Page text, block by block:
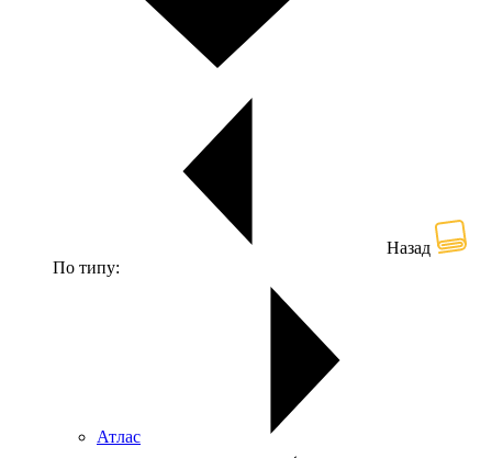
Назад
По типу:
Атлас